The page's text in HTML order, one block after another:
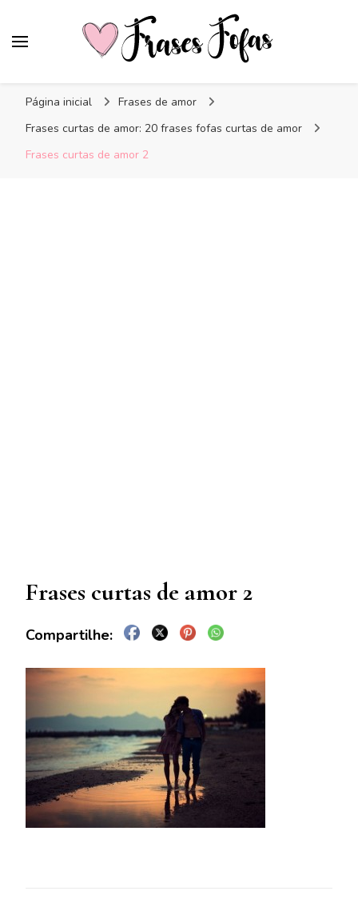
Página inicial
Frases de amor
Frases curtas de amor: 20 frases fofas curtas de amor
Frases curtas de amor 2
Frases curtas de amor 2